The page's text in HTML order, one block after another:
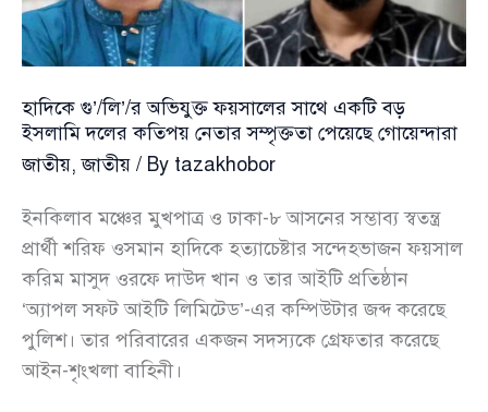
আইন
উপদেষ্টা
স্বরাষ্ট্র
উপদেষ্টাকে
পদত্যাগ:
মঞ্চ
হাদিকে গু’/লি’/র অভিযুক্ত ফয়সালের সাথে একটি বড়
ইসলামি দলের কতিপয় নেতার সম্পৃক্ততা পেয়েছে গোয়েন্দারা
জাতীয়,জাতীয় / By tazakhobor
ইনকিলাব মঞ্চের মুখপাত্র ও ঢাকা-৮ আসনের সম্ভাব্য স্বতন্ত্র
প্রার্থী শরিফ ওসমান হাদিকে হত্যাচেষ্টার সন্দেহভাজন ফয়সাল
করিম মাসুদ ওরফে দাউদ খান ও তার আইটি প্রতিষ্ঠান
‘অ্যাপল সফট আইটি লিমিটেড’-এর কম্পিউটার জব্দ করেছে
পুলিশ। তার পরিবারের একজন সদস্যকে গ্রেফতার করেছে
আইন-শৃংখলা বাহিনী।